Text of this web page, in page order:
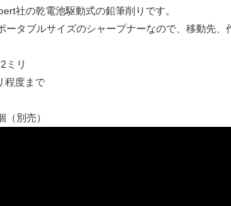
社の乾電池駆動式の鉛筆削りです。
ータブルサイズのシャープナーなので、移動先
ミリ
程度まで
別売）